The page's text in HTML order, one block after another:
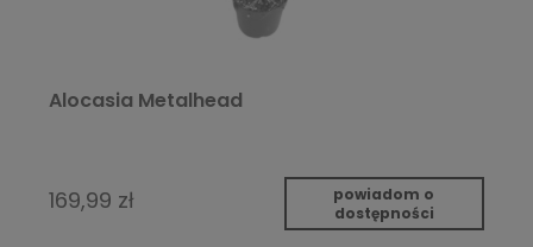
Alocasia Metalhead
169,99 zł
powiadom o
dostępności